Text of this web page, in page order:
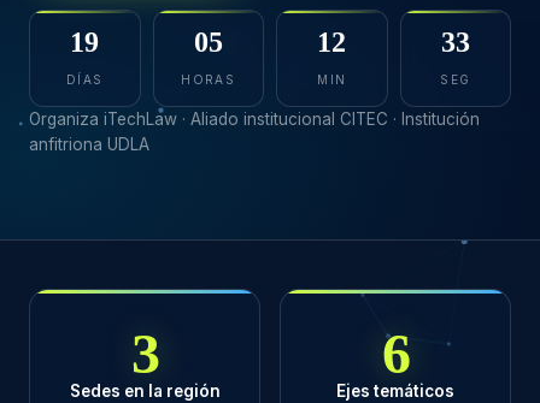
19
DÍAS
05
HORAS
12
MIN
32
SEG
Organiza iTechLaw · Aliado institucional CITEC · Institución
anfitriona UDLA
3
Sedes en la región
6
Ejes temáticos